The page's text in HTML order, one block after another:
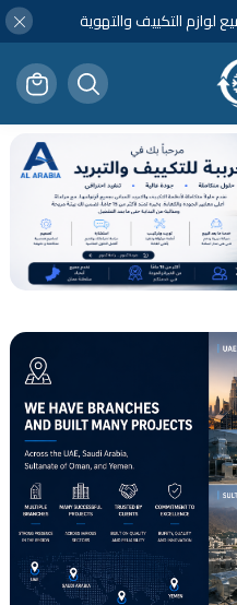
لوازم التكييف والتهوية